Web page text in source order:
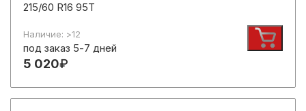
215/60 R16 95T
Наличие: >12
под заказ 5-7 дней
5 020₽